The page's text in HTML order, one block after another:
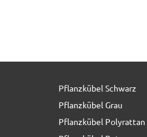
Pflanzkübel Schwarz
Pflanzkübel Grau
Pflanzkübel Polyrattan